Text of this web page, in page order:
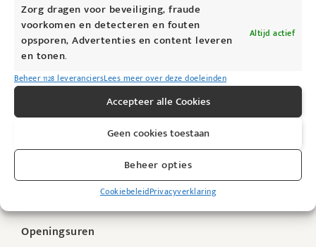
Zorg dragen voor beveiliging, fraude
voorkomen en detecteren en fouten
opsporen, Advertenties en content leveren
en tonen.
Altijd actief
Beheer 1128 leveranciersLees meer over deze doeleinden
Accepteer alle Cookies
Geen cookies toestaan
Beheer opties
CookiebeleidPrivacyverklaring
KyBeau Cosmedisch Huidcentrum
+32 13 67 00 76
Web: KyBeau.be
Openingsuren